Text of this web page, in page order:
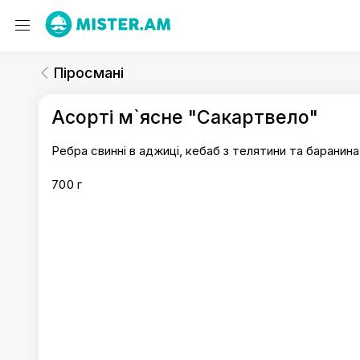
Піросмані
Піросмані
Асорті м`ясне "Сакартвело"
Ребра свинні в аджиці, кебаб з телятини та
700 г
Піросмані